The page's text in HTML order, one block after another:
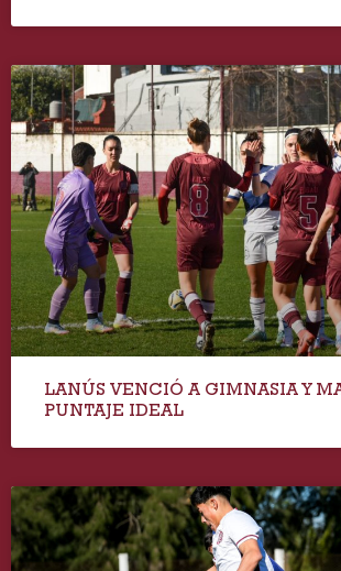
LANÚS VENCIÓ A GIMNASIA Y
PUNTAJE IDEAL